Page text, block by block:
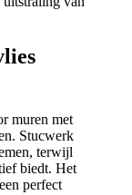
muren met
Stucwerk
terwijl
biedt. Het
perfect